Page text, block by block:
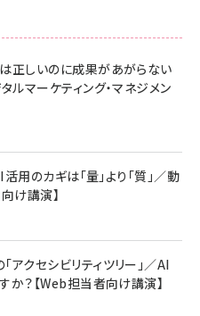
)2026/06/24号 No.2500増刊
ション[王道エンタメの矜持／
07/08号 No.2502[2026
中に１億貯めた株式投資
化する ルールのデザイン
ィルム iPhone 17 用 保護フィ
いPhone17 (6.3インチ) 対応
ホン/アクティブノイズキャンセリ
ラック
カード - Amazonロゴ - クラ
III Flow USB-C & USB-C
(1.8m ミッドナイトブラック)
黒ラベル 350ml 缶 24本 ビー
30応募〆切! 黒ラベルビヤセラー
正しいのに成果があがらない
ルマーケティング・マネジメン
のカギは「量」より「質」／動
け講演】
クセシビリティツリー」／AI
か？【Web担当者向け講演】